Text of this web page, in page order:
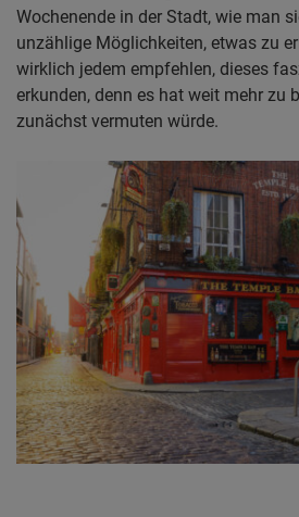
Wochenende in der Stadt, wie man
unzählige Möglichkeiten, etwas zu
wirklich jedem empfehlen, dieses
erkunden, denn es hat weit mehr zu
zunächst vermuten würde.